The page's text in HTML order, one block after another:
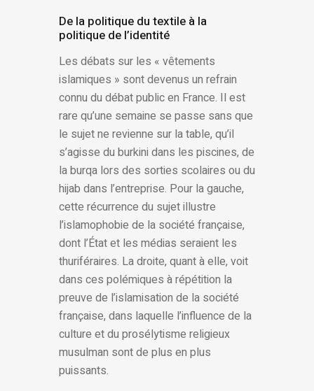
De la politique du textile à la
politique de l’identité
Les débats sur les « vêtements
islamiques » sont devenus un refrain
connu du débat public en France. Il est
rare qu’une semaine se passe sans que
le sujet ne revienne sur la table, qu’il
s’agisse du burkini dans les piscines, de
la burqa lors des sorties scolaires ou du
hijab dans l’entreprise. Pour la gauche,
cette récurrence du sujet illustre
l’islamophobie de la société française,
dont l’État et les médias seraient les
thuriféraires. La droite, quant à elle, voit
dans ces polémiques à répétition la
preuve de l’islamisation de la société
française, dans laquelle l’influence de la
culture et du prosélytisme religieux
musulman sont de plus en plus
puissants.